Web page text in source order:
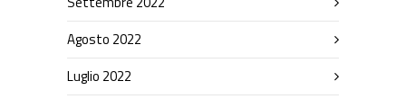
Agosto 2022
Luglio 2022